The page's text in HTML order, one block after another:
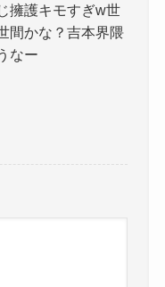
擁護キモすぎw世
間かな？吉本界隈
なー